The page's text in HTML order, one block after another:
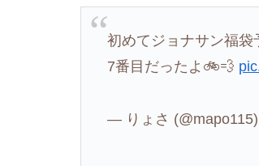
初めてジョナサン福
7番目だったよ🚲💨
— りょさ (@mapo115)